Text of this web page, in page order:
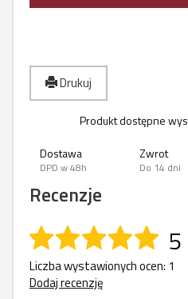
Drukuj
Produkt dostępne
Dostawa
DPD w 48h
Zwrot
Do 14 dni
Recenzje
5
Liczba wystawionych ocen: 1
Dodaj recenzję